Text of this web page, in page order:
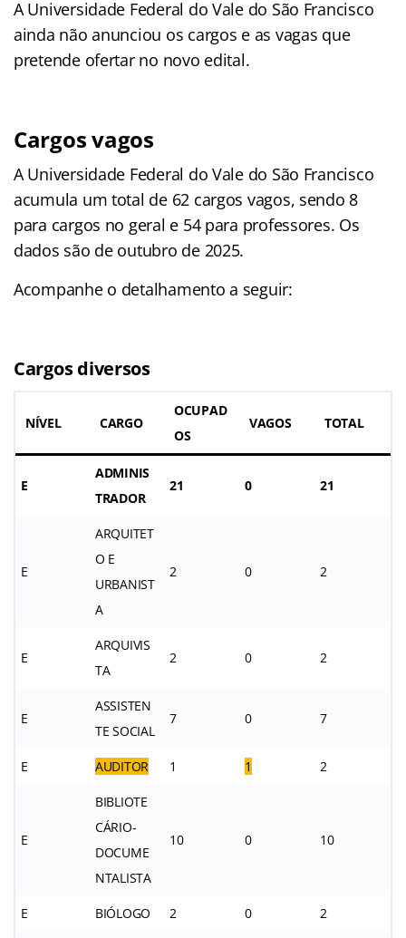
A Universidade Federal do Vale do São Francisco
ainda não anunciou os cargos e as vagas que
pretende ofertar no novo edital.
Cargos vagos
A Universidade Federal do Vale do São Francisco
acumula um total de 62 cargos vagos, sendo 8
para cargos no geral e 54 para professores. Os
dados são de outubro de 2025.
Acompanhe o detalhamento a seguir:
Cargos diversos
NÍVEL CARGO
OCUPAD
OS
VAGOS TOTAL
E
ADMINIS
TRADOR
21 0 21
E
ARQUITET
O E
URBANIST
A
2 0 2
E
ARQUIVIS
TA
2 0 2
E
ASSISTEN
TE SOCIAL
7 0 7
E AUDITOR 1 1 2
E
BIBLIOTE
CÁRIO-
DOCUME
NTALISTA
10 0 10
E BIÓLOGO 2 0 2